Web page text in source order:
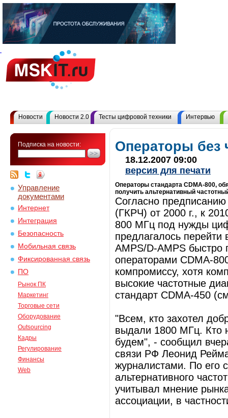
Новости Новости 2.0 Тесты цифровой техники Интервью
Подписка на новости:
Управление
документами
Интернет
Интеграция
Безопасность
Мобильная связь
Фиксированная связь
ПО
Рынок ПК
Маркетинг
Торговые сети
Оборудование
Outsourcing
Кадры
Регулирование
Финансы
Web
Операторы без
18.12.2007 09:00
версия для печати
Операторы стандарта CDMA-800,
получить альтернативный
Согласно
(ГКРЧ) от 2000 г., к
800 МГц под нужды
предлагалось
AMPS/D-AMPS быстро
операторами CDMA-
компромиссу, хотя
высокие частотные
стандарт CDMA-450
"Всем, кто захотел
выдали 1800 МГц. Кто
будем", - сообщил
связи РФ Леонид
журналистами. По его
альтернативного
учитывал мнение
ассоциации, в